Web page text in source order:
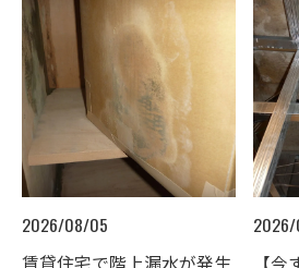
2026/08/05
賃貸住宅で階上漏水が発生
【